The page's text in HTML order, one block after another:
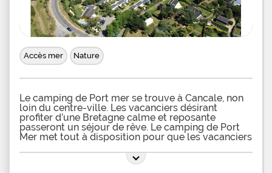
Accès mer Nature
Le camping de Port mer se trouve à Cancale, non
loin du centre-ville. Les vacanciers désirant
profiter d’une Bretagne calme et reposante
passeront un séjour de rêve. Le camping de Port
Mer met tout à disposition pour que les vacanciers
pourront profiter d’un bloc sanitaire soigné et très
bien équipé qui dispose de douches, de toilettes et